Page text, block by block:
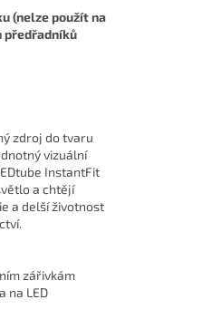
(nelze použít na
předřadníků
zdroj do tvaru
vizuální
InstantFit
a chtějí
a delší životnost
zářivkám
na LED